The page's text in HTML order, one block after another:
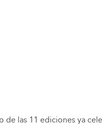
las 11 ediciones ya